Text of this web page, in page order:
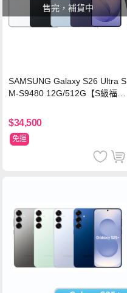
售完，補貨中
SAMSUNG Galaxy S26 Ultra S
M-S9480 12G/512G【S級福利
$34,500
免運